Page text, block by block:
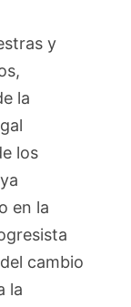
y
la
los
en la
cambio
la